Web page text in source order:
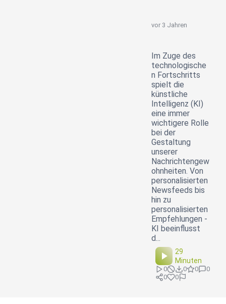
vor 3 Jahren
Im Zuge des
technologische
n Fortschritts
spielt die
künstliche
Intelligenz (KI)
eine immer
wichtigere Rolle
bei der
Gestaltung
unserer
Nachrichtengew
ohnheiten. Von
personalisierten
Newsfeeds bis
hin zu
personalisierten
Empfehlungen -
KI beeinflusst
d...
29
Minuten
0 0 0
0
0
0